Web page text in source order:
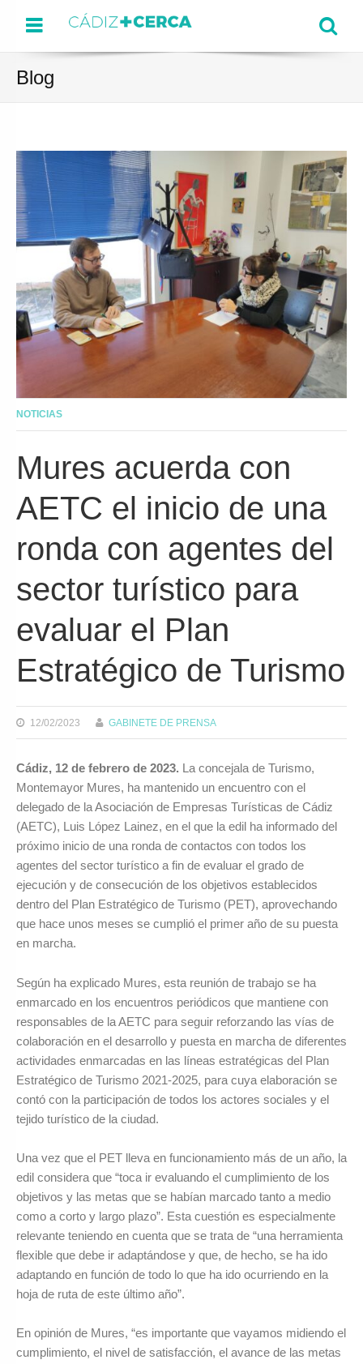
Menu
Blog
NOTICIAS
Mures acuerda con
AETC el inicio de una
ronda con agentes del
sector turístico para
evaluar el Plan
Estratégico de Turismo
12/02/2023 GABINETE DE PRENSA
Cádiz, 12 de febrero de 2023. La concejala de Turismo,
Montemayor Mures, ha mantenido un encuentro con el
delegado de la Asociación de Empresas Turísticas de Cádiz
(AETC), Luis López Lainez, en el que la edil ha informado del
próximo inicio de una ronda de contactos con todos los
agentes del sector turístico a fin de evaluar el grado de
ejecución y de consecución de los objetivos establecidos
dentro del Plan Estratégico de Turismo (PET), aprovechando
que hace unos meses se cumplió el primer año de su puesta
en marcha.
Según ha explicado Mures, esta reunión de trabajo se ha
enmarcado en los encuentros periódicos que mantiene con
responsables de la AETC para seguir reforzando las vías de
colaboración en el desarrollo y puesta en marcha de diferentes
actividades enmarcadas en las líneas estratégicas del Plan
Estratégico de Turismo 2021-2025, para cuya elaboración se
contó con la participación de todos los actores sociales y el
tejido turístico de la ciudad.
Una vez que el PET lleva en funcionamiento más de un año, la
edil considera que “toca ir evaluando el cumplimiento de los
objetivos y las metas que se habían marcado tanto a medio
como a corto y largo plazo”. Esta cuestión es especialmente
relevante teniendo en cuenta que se trata de “una herramienta
flexible que debe ir adaptándose y que, de hecho, se ha ido
adaptando en función de todo lo que ha ido ocurriendo en la
hoja de ruta de este último año”.
En opinión de Mures, “es importante que vayamos midiendo el
cumplimiento, el nivel de satisfacción, el avance de las metas